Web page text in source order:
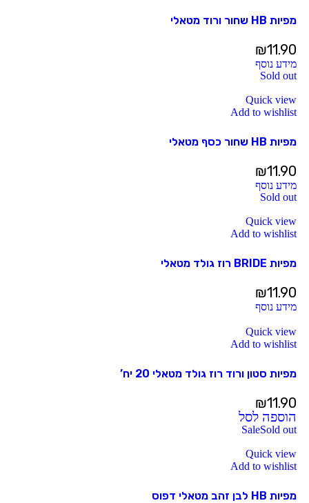
מפיות HB שחור ורוד מטאלי
₪11.90
מידע נוסף
Sold out
Quick view
Add to wishlist
מפיות HB שחור כסף מטאלי
₪11.90
מידע נוסף
Sold out
Quick view
Add to wishlist
מפיות BRIDE רוז גולד מטאלי
₪11.90
מידע נוסף
Quick view
Add to wishlist
מפיות סטון ורוד רוז גולד מטאלי 20 יח’
₪11.90
הוספה לסל
SaleSold out
Quick view
Add to wishlist
מפיות HB לבן זהב מטאלי דפוס